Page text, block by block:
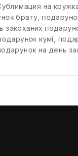
на
брату ,
закоханих
кумі
на день